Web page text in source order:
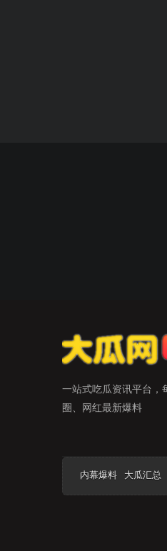
一站式吃瓜资讯平台，
圈、网红最新爆料
内幕爆料 大瓜汇总